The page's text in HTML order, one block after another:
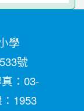
學
號
：03-
1953